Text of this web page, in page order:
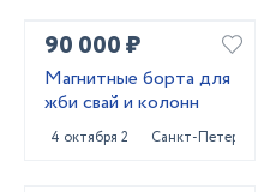
90 000 ₽
Магнитные борта для
жби свай и колонн
4 октября 2024Санкт-Петербург